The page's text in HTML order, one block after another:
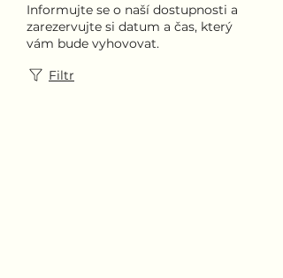
Informujte se o naší dostupnosti a
zarezervujte si datum a čas, který
vám bude vyhovovat.
Filtr